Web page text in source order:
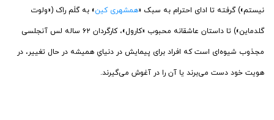
نیستم») گرفته تا ادای احترام به سبک «همشهری کین» به گلَم راک («ولوت
گلدماین») تا داستان عاشقانه محبوب «کارول»، کارگردان ۶۲ ساله لس آنجلسی
مجذوب شیوه‌ای است که افراد برای پیمایش در دنیایِ همیشه در حال تغییر، در
هویت خود دست‌ می‌برند یا آن را در آغوش می‌گیرند.